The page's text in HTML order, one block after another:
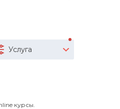
Услуга
курсы.